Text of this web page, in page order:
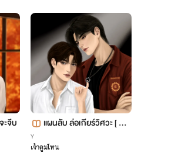
จีบ
แผนลับ ล่อเกียร์วิศวะ [ มี E
Y
เจ้าคูมโทน